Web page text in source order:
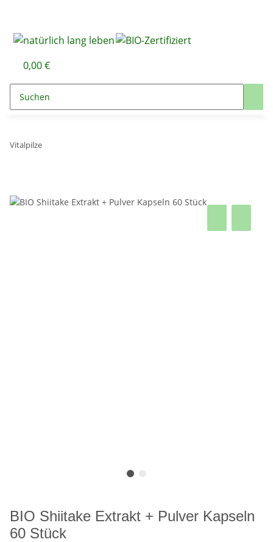
0,00 €
Vitalpilze
BIO Shiitake Extrakt + Pulver Kapseln
60 Stück